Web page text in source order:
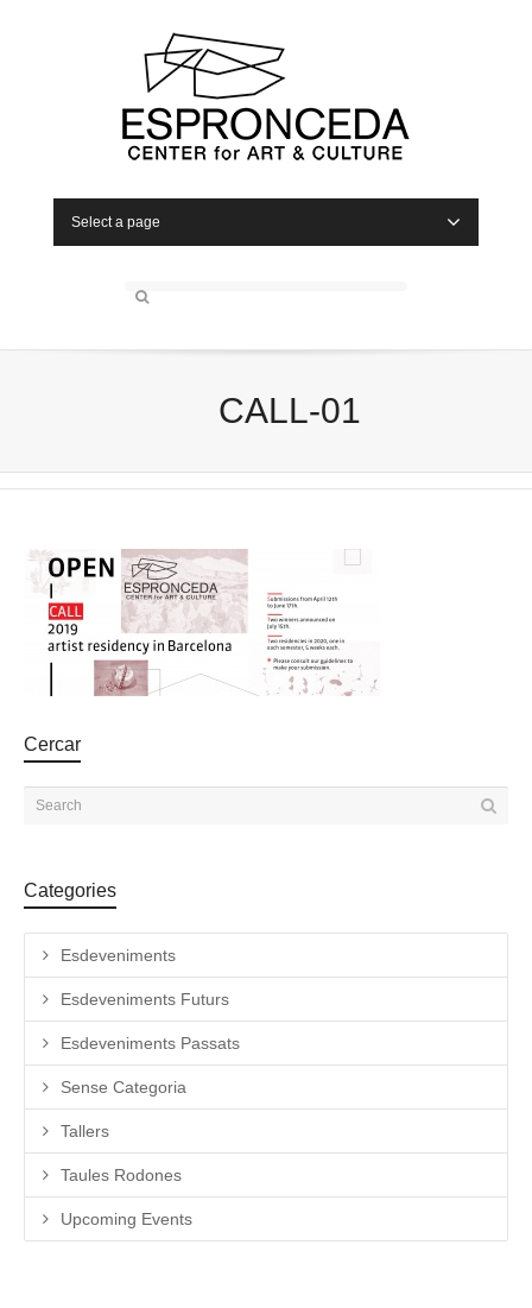
Select a page
CALL-01
Cercar
Categories
Esdeveniments
Esdeveniments Futurs
Esdeveniments Passats
Sense Categoria
Tallers
Taules Rodones
Upcoming Events